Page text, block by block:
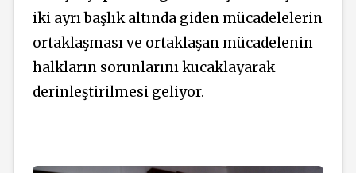
iki ayrı başlık altında giden mücadelelerin
ortaklaşması ve ortaklaşan mücadelenin
halkların sorunlarını kucaklayarak
derinleştirilmesi geliyor.